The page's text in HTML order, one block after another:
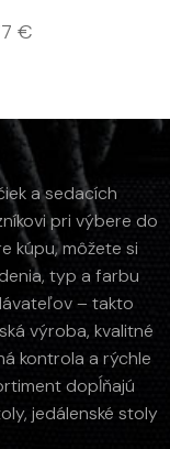
€
a sedacích
pri výbere do
kúpu, môžete si
typ a farbu
– takto
výroba, kvalitné
kontrola a rýchle
dopĺňajú
jedálenské stoly